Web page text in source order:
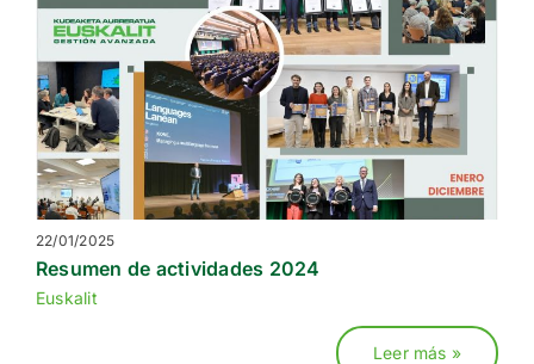
22/01/2025
Resumen de actividades 2024
Euskalit
Leer más »